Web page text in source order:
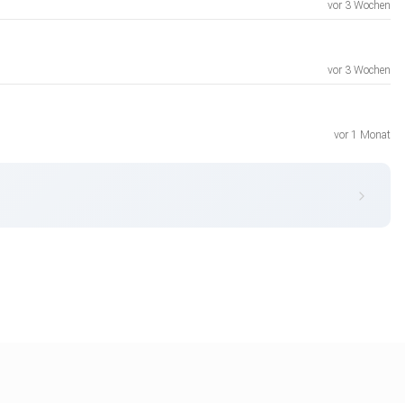
vor 3 Wochen
vor 3 Wochen
vor 1 Monat